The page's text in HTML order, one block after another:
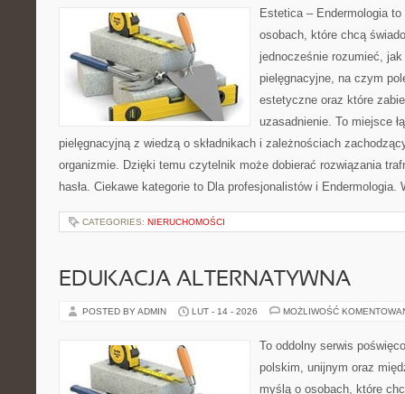
Estetica – Endermologia
osobach, które chcą
jednocześnie rozumieć, jak
pielęgnacyjne, na czym
estetyczne oraz które
uzasadnienie. To miejsce
pielęgnacyjną z wiedzą o składnikach i zależnościach
organizmie. Dzięki temu czytelnik może dobierać rozwiązania
hasła. Ciekawe kategorie to Dla profesjonalistów i
CATEGORIES: NIERUCHOMOŚCI
EDUKACJA ALTERNATYWNA
POSTED BY ADMIN LUT - 14 - 2026 MOŻLIWOŚĆ
To oddolny serwis
polskim, unijnym oraz
myślą o osobach, które